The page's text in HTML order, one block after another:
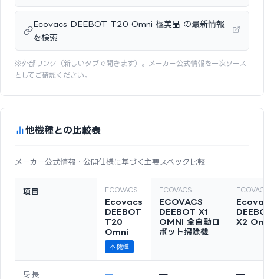
Ecovacs DEEBOT T20 Omni 極美品 の最新情報
を検索
※外部リンク（新しいタブで開きます）。メーカー公式情報を一次ソース
としてご確認ください。
他機種との比較表
メーカー公式情報・公開仕様に基づく主要スペック比較
項目 ECOVACS
Ecovacs
DEEBOT
T20
Omni
本機種
ECOVACS
ECOVACS
DEEBOT X1
OMNI 全自動ロ
ボット掃除機
X2
身長 — — —